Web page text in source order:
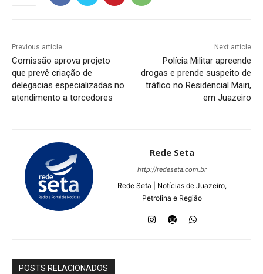
Previous article
Comissão aprova projeto
que prevê criação de
delegacias especializadas no
atendimento a torcedores
Next article
Polícia Militar apreende
drogas e prende suspeito de
tráfico no Residencial Mairi,
em Juazeiro
Rede Seta
http://redeseta.com.br
Rede Seta | Notícias de Juazeiro,
Petrolina e Região
POSTS RELACIONADOS